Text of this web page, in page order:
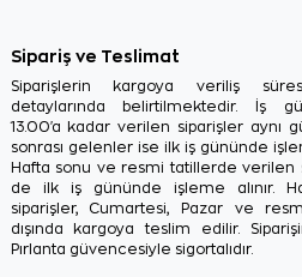
Sipariş ve Teslimat
Siparişlerin kargoya veriliş
detaylarında belirtilmektedir. İş
13.00'a kadar verilen siparişler aynı
sonrası gelenler ise ilk iş gününde
Hafta sonu ve resmi tatillerde verilen
de ilk iş gününde işleme alınır.
siparişler, Cumartesi, Pazar ve
dışında kargoya teslim edilir.
Pırlanta güvencesiyle sigortalıdır.